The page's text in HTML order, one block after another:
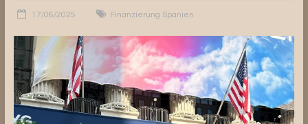
17/06/2025 Finanzierung Spanien